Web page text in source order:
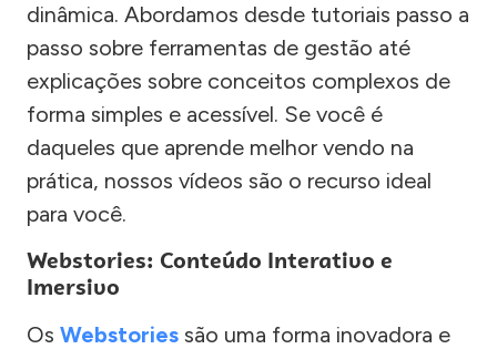
dinâmica. Abordamos desde tutoriais passo a
passo sobre ferramentas de gestão até
explicações sobre conceitos complexos de
forma simples e acessível. Se você é
daqueles que aprende melhor vendo na
prática, nossos vídeos são o recurso ideal
para você.
Webstories: Conteúdo Interativo e
Imersivo
Os Webstories são uma forma inovadora e